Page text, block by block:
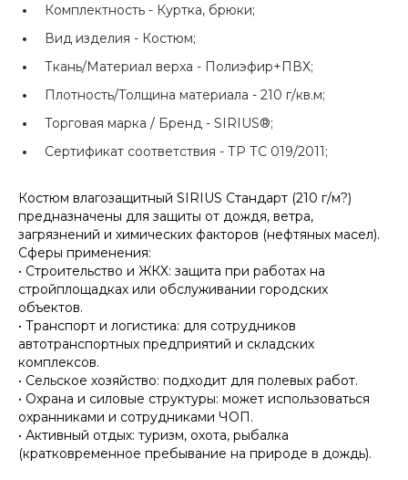
Комплектность - Куртка, брюки;
Вид изделия - Костюм;
Ткань/Материал верха - Полиэфир+ПВХ;
Плотность/Толщина материала - 210 г/кв.м;
Торговая марка / Бренд - SIRIUS®;
Сертификат соответствия - ТР ТС 019/2011;
Костюм влагозащитный SIRIUS Стандарт (210 г/м?)
предназначены для защиты от дождя, ветра,
загрязнений и химических факторов (нефтяных масел).
Сферы применения:
• Строительство и ЖКХ: защита при работах на
стройплощадках или обслуживании городских
объектов.
• Транспорт и логистика: для сотрудников
автотранспортных предприятий и складских
комплексов.
• Сельское хозяйство: подходит для полевых работ.
• Охрана и силовые структуры: может использоваться
охранниками и сотрудниками ЧОП.
• Активный отдых: туризм, охота, рыбалка
(кратковременное пребывание на природе в дождь).